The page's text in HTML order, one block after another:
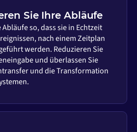
Sie Ihre Abläufe
so, dass sie in Echtzeit
nach einem Zeitplan
werden. Reduzieren Sie
und überlassen Sie
und die Transformation